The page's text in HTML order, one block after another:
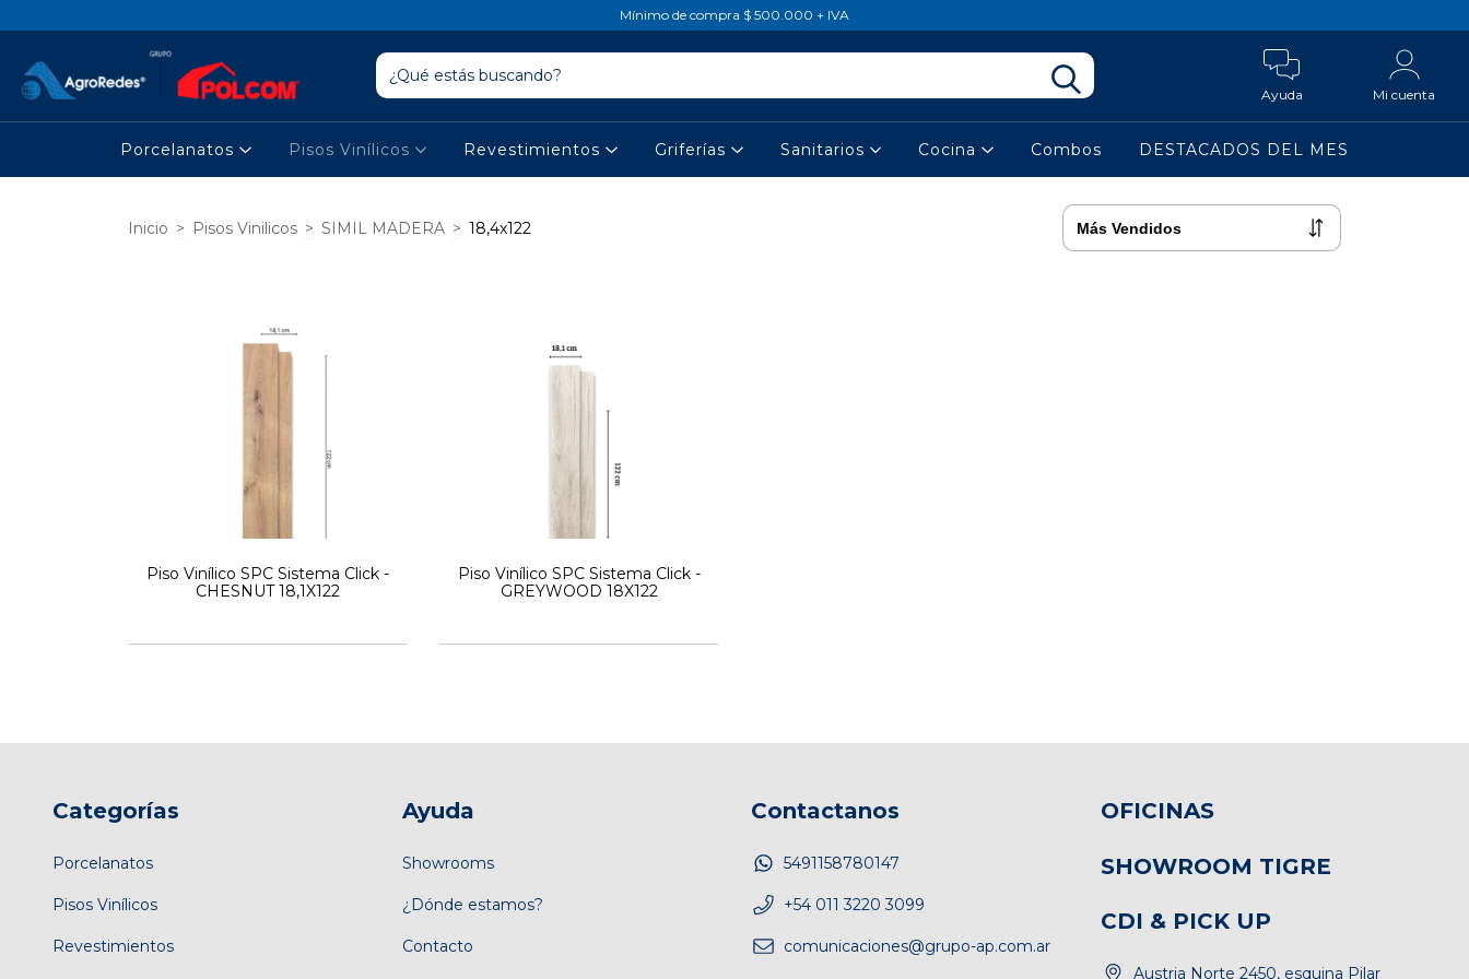
Mínimo de compra $ 500.000 + IVA
Ayuda Mi cuenta
Porcelanatos Pisos Vinílicos Revestimientos Griferías Sanitarios Cocina Combos DESTACADOS DEL MES
Inicio > Pisos Vinilicos > SIMIL MADERA > 18,4x122
Piso Vinílico SPC Sistema Click -
CHESNUT 18,1X122
Piso Vinílico SPC Sistema Click -
GREYWOOD 18X122
Categorías
Porcelanatos
Pisos Vinílicos
Revestimientos
Ayuda
Showrooms
¿Dónde estamos?
Contacto
Contactanos
5491158780147
+54 011 3220 3099
comunicaciones@grupo-ap.com.ar
OFICINAS
SHOWROOM TIGRE
CDI & PICK UP
Austria Norte 2450, esquina Pilar